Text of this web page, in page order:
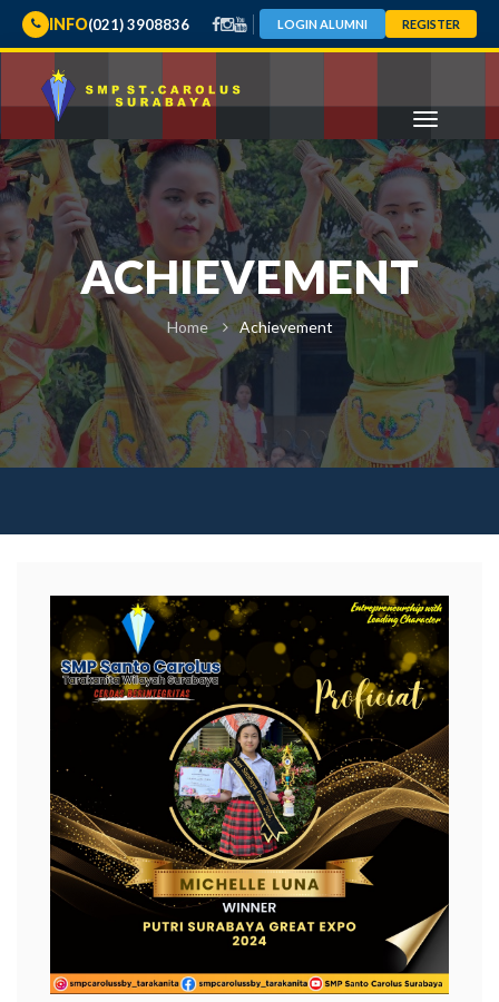
INFO(021) 3908836 LOGIN ALUMNI REGISTER
ACHIEVEMENT
Home Achievement